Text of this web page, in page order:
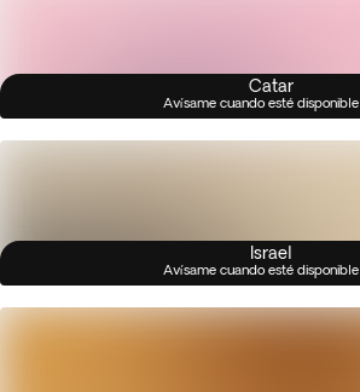
Catar
Avísame cuando esté disponible
Israel
Avísame cuando esté disponible